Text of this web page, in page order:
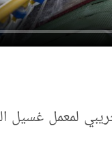
لمعمل